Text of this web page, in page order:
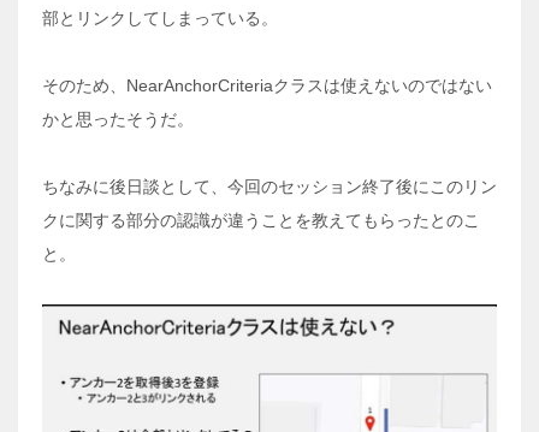
部とリンクしてしまっている。
そのため、NearAnchorCriteriaクラスは使えないのではない
かと思ったそうだ。
ちなみに後日談として、今回のセッション終了後にこのリン
クに関する部分の認識が違うことを教えてもらったとのこ
と。